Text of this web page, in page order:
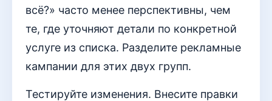
всё?» часто менее перспективны, чем
те, где уточняют детали по конкретной
услуге из списка. Разделите рекламные
кампании для этих двух групп.
Тестируйте изменения. Внесите правки